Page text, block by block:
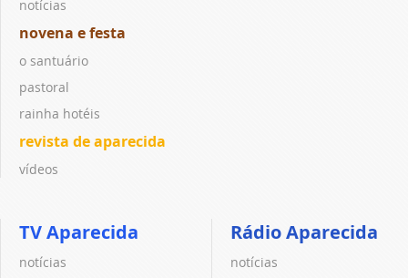
notícias
novena e festa
o santuário
pastoral
rainha hotéis
revista de aparecida
vídeos
TV Aparecida
notícias
Rádio Aparecida
notícias